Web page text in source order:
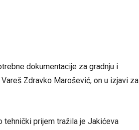
dokumentacije za gradnju i
Zdravko Marošević, on u izjavi za
prijem tražila je Jakićeva